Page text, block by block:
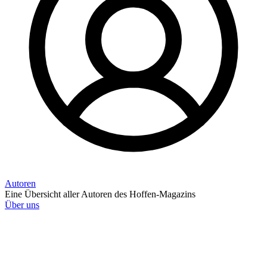
Autoren
Eine Übersicht aller Autoren des Hoffen-Magazins
Über uns